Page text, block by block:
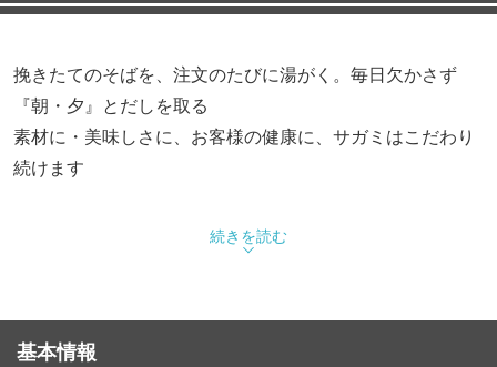
挽きたてのそばを、注文のたびに湯がく。毎日欠かさず
『朝・夕』とだしを取る
素材に・美味しさに、お客様の健康に、サガミはこだわり
続けます
◆幅広い和食のラインナップ
そば・うどん・天ぷら、和食の基本となるだし
で1つ1つにこだわっております
アレルゲンや原産地表示有
続きを読む
基本情報